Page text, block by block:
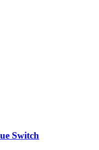
Switch